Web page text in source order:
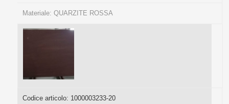
Materiale: QUARZITE ROSSA
Codice articolo: 1000003233-20